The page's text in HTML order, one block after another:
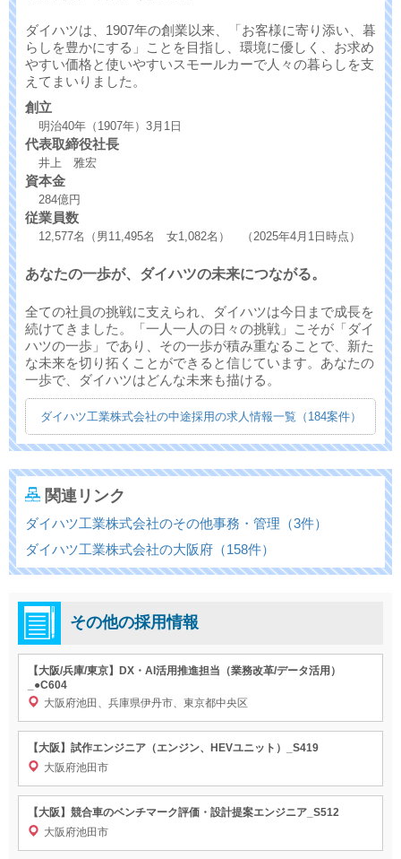
ダイハツは、1907年の創業以来、「お客様に寄り添い、暮
らしを豊かにする」ことを目指し、環境に優しく、お求め
やすい価格と使いやすいスモールカーで人々の暮らしを支
えてまいりました。
創立
明治40年（1907年）3月1日
代表取締役社長
井上 雅宏
資本金
284億円
従業員数
12,577名（男11,495名 女1,082名） （2025年4月1日時点）
あなたの一歩が、ダイハツの未来につながる。
全ての社員の挑戦に支えられ、ダイハツは今日まで成長を
続けてきました。「一人一人の日々の挑戦」こそが「ダイ
ハツの一歩」であり、その一歩が積み重なることで、新た
な未来を切り拓くことができると信じています。あなたの
一歩で、ダイハツはどんな未来も描ける。
ダイハツ工業株式会社の中途採用の求人情報一覧（184案件）
関連リンク
ダイハツ工業株式会社のその他事務・管理（3件）
ダイハツ工業株式会社の大阪府（158件）
その他の採用情報
【大阪/兵庫/東京】DX・AI活用推進担当（業務改革/データ活用）
_●C604
大阪府池田、兵庫県伊丹市、東京都中央区
【大阪】試作エンジニア（エンジン、HEVユニット）_S419
大阪府池田市
【大阪】競合車のベンチマーク評価・設計提案エンジニア_S512
大阪府池田市